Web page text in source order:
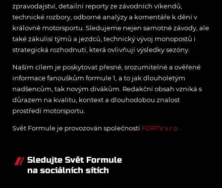
zpravodajství, detailní reporty ze závodních víkendů,
technické rozbory, odborné analýzy a komentáře k dění v
královně motorsportu. Sledujeme nejen samotné závody, ale
také zákulisí týmů a jezdců, technický vývoj monopostů i
strategická rozhodnutí, která ovlivňují výsledky sezóny.
Naším cílem je poskytovat přesné, srozumitelné a ověřené
informace fanouškům formule 1, a to jak dlouholetým
nadšencům, tak novým divákům. Redakční obsah vzniká s
důrazem na kvalitu, kontext a dlouhodobou znalost
prostředí motorsportu.
Svět Formule je provozován společností FORTV s.r.o.
Sledujte Svět Formule
na sociálních sítích